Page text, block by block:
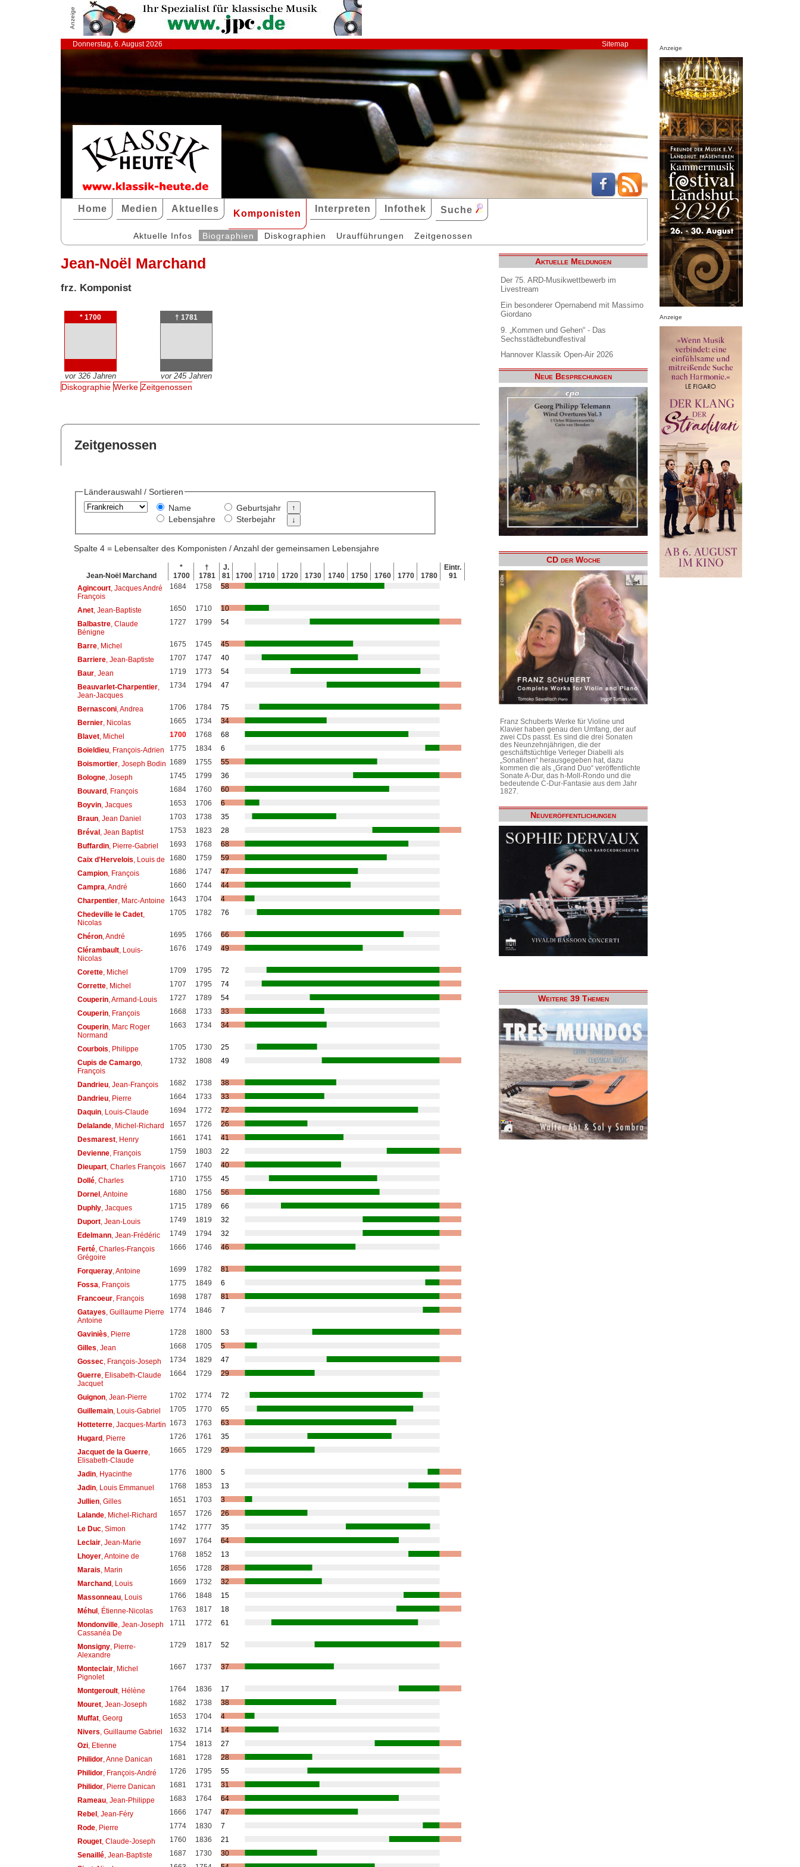
Anzeige
Donnerstag, 6. August 2026 Sitemap
Home Medien Aktuelles Komponisten Interpreten Infothek Suche
Aktuelle Infos Biographien Diskographien Uraufführungen Zeitgenossen
Jean-Noël Marchand
frz. Komponist
* 1700
vor 326 Jahren
† 1781
vor 245 Jahren
Diskographie Werke Zeitgenossen
Zeitgenossen
Länderauswahl / Sortieren
Name
Lebensjahre
Geburtsjahr
Sterbejahr
Spalte 4 = Lebensalter des Komponisten / Anzahl der gemeinsamen Lebensjahre
Jean-Noël Marchand
*
1700
†
1781
J.
81
1700 1710 1720 1730 1740 1750 1760 1770 1780
Eintr.
91
Agincourt, Jacques André
François
1684 1758 58
Anet, Jean-Baptiste 1650 1710
10
Balbastre, Claude
Bénigne
1727 1799 54
Barre, Michel 1675 1745
45
Barriere, Jean-Baptiste 1707 1747
40
Baur, Jean 1719 1773
54
Beauvarlet-Charpentier,
Jean-Jacques
1734 1794 47
Bernasconi, Andrea 1706 1784
75
Bernier, Nicolas 1665 1734
34
Blavet, Michel 1700 1768
68
Boïeldieu, François-Adrien 1775 1834
6
Boismortier, Joseph Bodin 1689 1755
55
Bologne, Joseph 1745 1799
36
Bouvard, François 1684 1760
60
Boyvin, Jacques 1653 1706
6
Braun, Jean Daniel 1703 1738
35
Bréval, Jean Baptist 1753 1823
28
Buffardin, Pierre-Gabriel 1693 1768
68
Caix d'Hervelois , Louis de 1680 1759
59
Campion, François 1686 1747
47
Campra , André 1660 1744
44
Charpentier, Marc-Antoine 1643 1704
4
Chedeville le Cadet,
Nicolas
1705 1782 76
Chéron, André 1695 1766
66
Clérambault, Louis-
Nicolas
1676 1749 49
Corette, Michel 1709 1795
72
Corrette, Michel 1707 1795
74
Couperin, Armand-Louis 1727 1789
54
Couperin, François 1668 1733
33
Couperin, Marc Roger
Normand
1663 1734 34
Courbois , Philippe 1705 1730
25
Cupis de Camargo,
François
1732 1808 49
Dandrieu, Jean-François 1682 1738
38
Dandrieu, Pierre 1664 1733
33
Daquin, Louis-Claude 1694 1772
72
Delalande, Michel-Richard 1657 1726
26
Desmarest, Henry 1661 1741
41
Devienne, François 1759 1803
22
Dieupart, Charles François 1667 1740
40
Dollé, Charles 1710 1755
45
Dornel, Antoine 1680 1756
56
Duphly, Jacques 1715 1789
66
Duport, Jean-Louis 1749 1819
32
Edelmann, Jean-Frédéric 1749 1794
32
Ferté, Charles-François
Grégoire
1666 1746 46
Forqueray, Antoine 1699 1782
81
Fossa , François 1775 1849
6
Francoeur, François 1698 1787
81
Gatayes , Guillaume Pierre
Antoine
1774 1846 7
Gaviniès , Pierre 1728 1800
53
Gilles , Jean 1668 1705
5
Gossec, François-Joseph 1734 1829
47
Guerre, Elisabeth-Claude
Jacquet
1664 1729 29
Guignon, Jean-Pierre 1702 1774
72
Guillemain, Louis-Gabriel 1705 1770
65
Hotteterre, Jacques-Martin 1673 1763
63
Hugard, Pierre 1726 1761
35
Jacquet de la Guerre,
Elisabeth-Claude
1665 1729 29
Jadin, Hyacinthe 1776 1800
5
Jadin, Louis Emmanuel 1768 1853
13
Jullien, Gilles 1651 1703
3
Lalande, Michel-Richard 1657 1726
26
Le Duc, Simon 1742 1777
35
Leclair, Jean-Marie 1697 1764
64
Lhoyer, Antoine de 1768 1852
13
Marais , Marin 1656 1728
28
Marchand, Louis 1669 1732
32
Massonneau, Louis 1766 1848
15
Méhul, Étienne-Nicolas 1763 1817
18
Mondonville, Jean-Joseph
Cassanéa De
1711 1772 61
Monsigny, Pierre-
Alexandre
1729 1817 52
Monteclair, Michel
Pignolet
1667 1737 37
Montgeroult, Hélène 1764 1836
17
Mouret, Jean-Joseph 1682 1738
38
Muffat, Georg 1653 1704
4
Nivers , Guillaume Gabriel 1632 1714
14
Ozi, Etienne 1754 1813
27
Philidor, Anne Danican 1681 1728
28
Philidor, François-André 1726 1795
55
Philidor, Pierre Danican 1681 1731
31
Rameau, Jean-Philippe 1683 1764
64
Rebel, Jean-Féry 1666 1747
47
Rode, Pierre 1774 1830
7
Rouget, Claude-Joseph 1760 1836
21
Senaillé, Jean-Baptiste 1687 1730
30
Aktuelle Meldungen
Der 75. ARD-Musikwettbewerb im
Livestream
Ein besonderer Opernabend mit Massimo
Giordano
9. „Kommen und Gehen“ - Das
Sechsstädtebundfestival
Hannover Klassik Open-Air 2026
Neue Besprechungen
CD der Woche
Franz Schuberts Werke für Violine und
Klavier haben genau den Umfang, der auf
zwei CDs passt. Es sind die drei Sonaten
des Neunzehnjährigen, die der
geschäftstüchtige Verleger Diabelli als
„Sonatinen“ herausgegeben hat, dazu
kommen die als „Grand Duo“ veröffentlichte
Sonate A-Dur, das h-Moll-Rondo und die
bedeutende C-Dur-Fantasie aus dem Jahr
1827.
Neuveröffentlichungen
Weitere 39 Themen
Anzeige
Anzeige